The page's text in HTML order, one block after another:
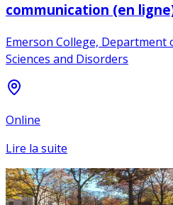
communication (en
Emerson College, Department
Sciences and Disorders
Online
Lire la suite